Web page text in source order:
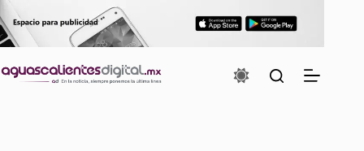
al
contenido